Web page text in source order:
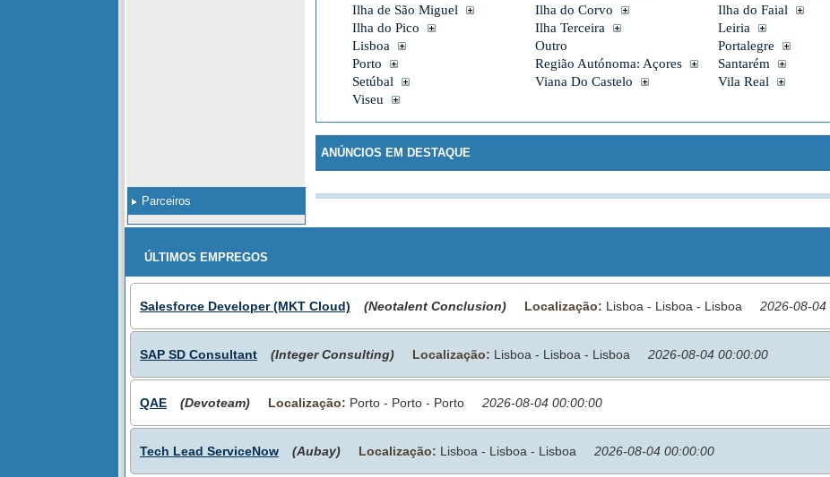
Parceiros
Ilha de São Miguel
Ilha do Corvo
Ilha do Faial
Ilha do Pico
Ilha Terceira
Leiria
Lisboa
Outro
Portalegre
Porto
Região Autónoma: Açores
Santarém
Setúbal
Viana Do Castelo
Vila Real
Viseu
ANÚNCIOS EM DESTAQUE
ÚLTIMOS EMPREGOS
Salesforce Developer (MKT Cloud) (Neotalent Conclusion) Localização: Lisboa - Lisboa - Lisboa 2026-08-04
SAP SD Consultant (Integer Consulting) Localização: Lisboa - Lisboa - Lisboa 2026-08-04 00:00:00
QAE (Devoteam) Localização: Porto - Porto - Porto 2026-08-04 00:00:00
Tech Lead ServiceNow (Aubay) Localização: Lisboa - Lisboa - Lisboa 2026-08-04 00:00:00